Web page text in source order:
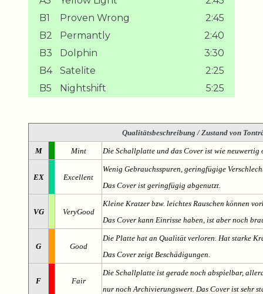
B1
Proven Wrong
2:45
B2
Permantly
2:40
B3
Dolphin
3:30
B4
Satelite
2:25
B5
Nightshift 5:25
Qualitätsbeschreibung / Zustand von
M Mint Die Schallplatte und das Cover ist wie
EX Excellent
Wenig Gebrauchsspuren, geringfügige
Das Cover ist geringfügig abgenutzt.
VG VeryGood
Kleine Kratzer bzw. leichtes Rauschen können
Das Cover kann Einrisse haben, ist aber noch
G Good
Die Platte hat an Qualität verloren. Hat starke
Das Cover zeigt Beschädigungen.
F Fair
Die Schallplatte ist gerade noch abspielbar,
nur noch Archivierungswert. Das Cover ist sehr